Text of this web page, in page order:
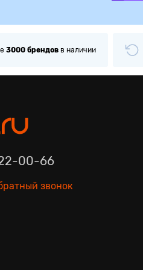
3000 брендов в наличии
00-66
звонок